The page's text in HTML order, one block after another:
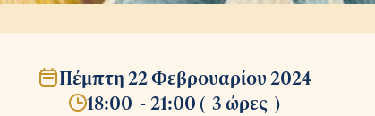
Πέμπτη 22 Φεβρουαρίου 2024
18:00 -21:00( 3 ώρες )